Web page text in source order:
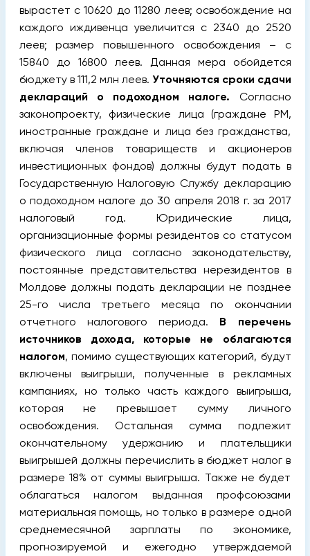
вырастет с 10620 до 11280 леев; освобождение на
каждого иждивенца увеличится с 2340 до 2520
леев; размер повышенного освобождения – с
15840 до 16800 леев. Данная мера обойдется
бюджету в 111,2 млн леев. Уточняются сроки сдачи
деклараций о подоходном налоге. Согласно
законопроекту, физические лица (граждане РМ,
иностранные граждане и лица без гражданства,
включая членов товариществ и акционеров
инвестиционных фондов) должны будут подать в
Государственную Налоговую Службу декларацию
о подоходном налоге до 30 апреля 2018 г. за 2017
налоговый год. Юридические лица,
организационные формы резидентов со статусом
физического лица согласно законодательству,
постоянные представительства нерезидентов в
Молдове должны подать декларации не позднее
25-го числа третьего месяца по окончании
отчетного налогового периода. В перечень
источников дохода, которые не облагаются
налогом, помимо существующих категорий, будут
включены выигрыши, полученные в рекламных
кампаниях, но только часть каждого выигрыша,
которая не превышает сумму личного
освобождения. Остальная сумма подлежит
окончательному удержанию и плательщики
выигрышей должны перечислить в бюджет налог в
размере 18% от суммы выигрыша. Также не будет
облагаться налогом выданная профсоюзами
материальная помощь, но только в размере одной
среднемесячной зарплаты по экономике,
прогнозируемой и ежегодно утверждаемой